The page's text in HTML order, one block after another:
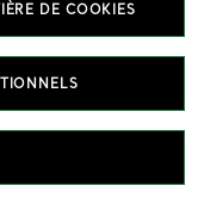
D’OREILLES
DE COOKIES